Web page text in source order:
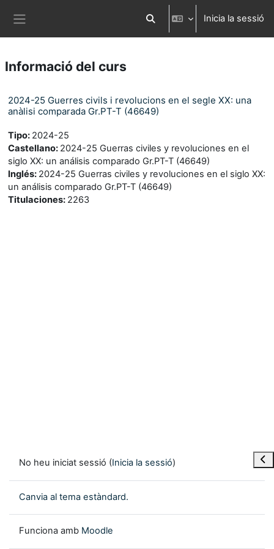
Commuta l'entrada de la cerca
Inicia la sessió
Informació del curs
2024-25 Guerres civils i revolucions en el segle XX: una
anàlisi comparada Gr.PT-T (46649)
Tipo: 2024-25
Castellano: 2024-25 Guerras civiles y revoluciones en el
siglo XX: un análisis comparado Gr.PT-T (46649)
Inglés: 2024-25 Guerras civiles y revoluciones en el siglo XX:
un análisis comparado Gr.PT-T (46649)
Titulaciones: 2263
No heu iniciat sessió (Inicia la sessió)
Canvia al tema estàndard.
Funciona amb Moodle